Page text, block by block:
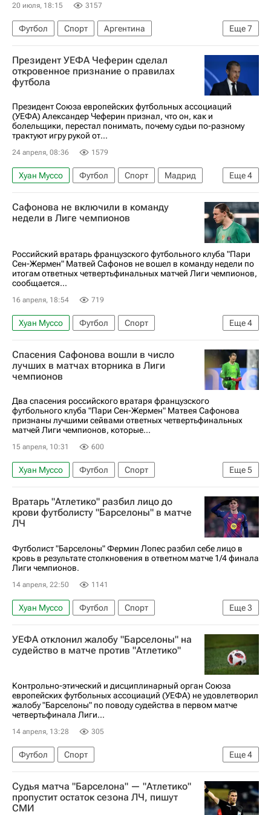
20 июля, 18:15 3157
Еще7
Футбол Спорт
Аргентина
Нью-Йорк (город)
Испания
ЧМ по футболу 2026
Лионель Месси
Эмилиано Мартинес (1985)
Лисандро Мартинес
Интер
Президент УЕФА Чеферин сделал
откровенное признание о правилах
футбола
Президент Союза европейских футбольных ассоциаций
(УЕФА) Александер Чеферин признал, что он, как и
болельщики, перестал понимать, почему судьи по-разному
трактуют игру рукой от...
24 апреля, 08:36 1579
Еще4
Хуан Муссо Футбол Спорт
Мадрид
Александер Чеферин
Союз европейских футбольных ассоциаций (УЕФА)
Сафонова не включили в команду
недели в Лиге чемпионов
Российский вратарь французского футбольного клуба "Пари
Сен-Жермен" Матвей Сафонов не вошел в команду недели по
итогам ответных четвертьфинальных матчей Лиги чемпионов,
сообщается...
16 апреля, 18:54 719
Еще4
Хуан Муссо Футбол
Спорт
Матвей Сафонов
Атлетико (Мадрид)
Лига чемпионов УЕФА 2026-2027
Пари Сен-Жермен (ПСЖ)
Спасения Сафонова вошли в число
лучших в матчах вторника в Лиги
чемпионов
Два спасения российского вратаря французского
футбольного клуба "Пари Сен-Жермен" Матвея Сафонова
признаны лучшими сейвами ответных четвертьфинальных
матчей Лиги чемпионов, которые...
15 апреля, 10:31 600
Еще5
Хуан Муссо Футбол
Спорт
Матвей Сафонов
Пари Сен-Жермен (ПСЖ)
Ливерпуль
Атлетико (Мадрид)
Лига чемпионов УЕФА 2026-2027
Вратарь "Атлетико" разбил лицо до
крови футболисту "Барселоны" в матче
ЛЧ
Футболист "Барселоны" Фермин Лопес разбил себе лицо в
кровь в результате столкновения в ответном матче 1/4 финала
Лиги чемпионов.
14 апреля, 22:50 1141
Еще3
Хуан Муссо Футбол
Спорт
Атлетико (Мадрид)
Барселона
Лига чемпионов УЕФА 2026-2027
УЕФА отклонил жалобу "Барселоны" на
судейство в матче против "Атлетико"
Контрольно-этический и дисциплинарный орган Союза
европейских футбольных ассоциаций (УЕФА) не удовлетворил
жалобу "Барселоны" по поводу судейства в первом матче
четвертьфинала Лиги...
14 апреля, 13:28 305
Еще4
Футбол
Спорт
Союз европейских футбольных ассоциаций (УЕФА)
Барселона
Атлетико (Мадрид)
Лига чемпионов УЕФА 2026-2027
Судья матча "Барселона" — "Атлетико"
пропустит остаток сезона ЛЧ, пишут
СМИ